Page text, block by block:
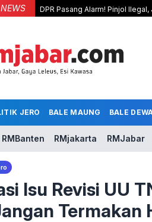
NEWS DPR Pasang Alarm! Pinjol
JERO BALE MAUNG BALE
RMBanten RMjakarta RMJabar
Isu Revisi UU
Termakan